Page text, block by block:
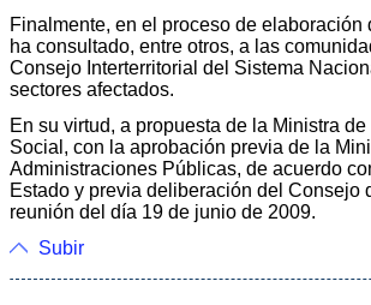
Finalmente, en el proceso de elaboración
ha consultado, entre otros, a las
Consejo Interterritorial del Sistema
sectores afectados.
En su virtud, a propuesta de la Ministra
Social, con la aprobación previa de la
Administraciones Públicas, de acuerdo
Estado y previa deliberación del Consejo
reunión del día 19 de junio de 2009.
Subir